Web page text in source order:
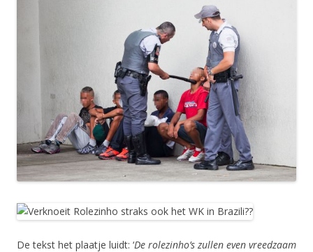
De tekst het plaatje luidt: ‘De rolezinho’s zullen even vreedzaam